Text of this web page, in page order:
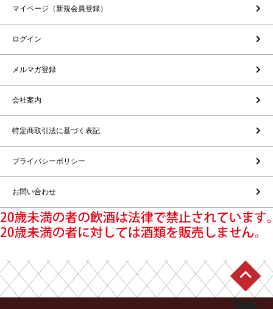
マイページ（新規会員登録）
ログイン
メルマガ登録
会社案内
特定商取引法に基づく表記
プライバシーポリシー
お問い合わせ